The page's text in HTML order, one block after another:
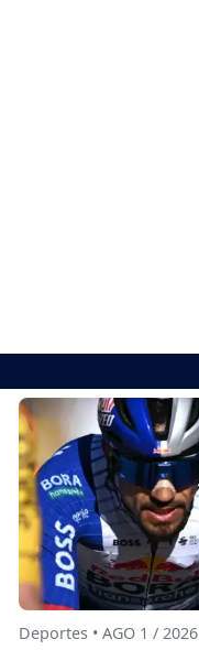
Deportes • AGO 1 / 2026